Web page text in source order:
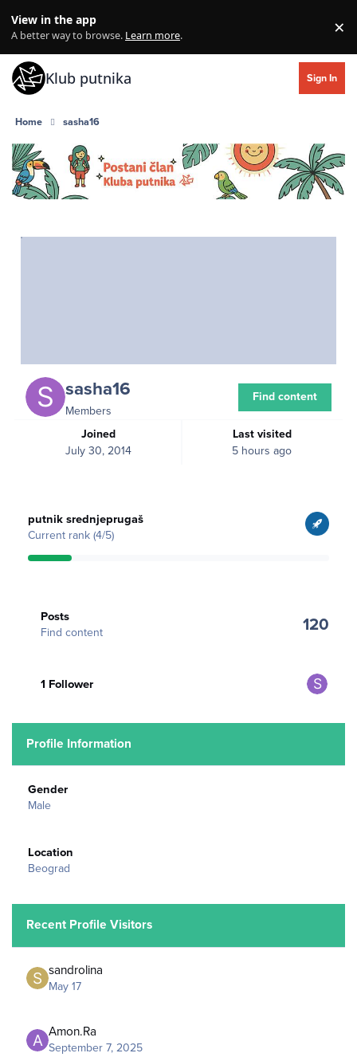
View in the app
A better way to browse. Learn more. ×
Klub putnika Sign In
Home sasha16
sasha16
Members
Joined
July 30, 2014
Last visited
5 hours ago
Find content
putnik srednjeprugaš
Current rank (4/5)
Posts
Find content
120
1 Follower
Profile Information
Gender
Male
Location
Beograd
Recent Profile Visitors
sandrolina
May 17
Amon.Ra
September 7, 2025